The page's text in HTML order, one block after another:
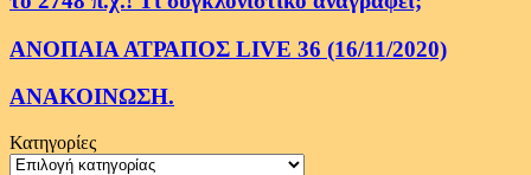
ΑΝΟΠΑΙΑ ΑΤΡΑΠΟΣ LIVE 36 (16/11/2020)
ΑΝΑΚΟΙΝΩΣΗ.
Κατηγορίες
Κατηγορίες